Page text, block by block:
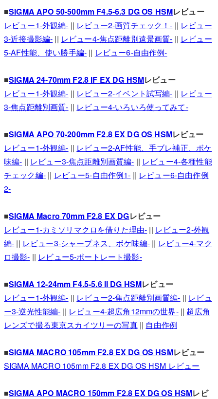
■SIGMA APO 50-500mm F4.5-6.3 DG OS HSMレビュー
レビュー1-外観編- || レビュー2-画質チェック！- || レビュー
3-近接撮影編- || レビュー4-焦点距離別遠景画質- || レビュー
5-AF性能、使い勝手編- || レビュー6-自由作例-
■SIGMA 24-70mm F2.8 IF EX DG HSMレビュー
レビュー1-外観編- || レビュー2-イベント試写編- || レビュー
3-焦点距離別画質- || レビュー4-いろいろ使ってみて-
■SIGMA APO 70-200mm F2.8 EX DG OS HSMレビュー
レビュー1-外観編- || レビュー2-AF性能、手ブレ補正、ボケ
味編- || レビュー3-焦点距離別画質編- || レビュー4-各種性能
チェック編-|| レビュー5-自由作例1- || レビュー6-自由作例
2-
■SIGMA Macro 70mm F2.8 EX DGレビュー
レビュー1-カミソリマクロを借りた理由- || レビュー2-外観
編- || レビュー3-シャープネス、ボケ味編-|| レビュー4-マク
ロ撮影- || レビュー5-ポートレート撮影-
■SIGMA 12-24mm F4.5-5.6 II DG HSMレビュー
レビュー1-外観編- || レビュー2-焦点距離別画質編- || レビュ
ー3-逆光性能編- || レビュー4-超広角12mmの世界-|| 超広角
レンズで撮る東京スカイツリーの写真|| 自由作例
■SIGMA MACRO 105mm F2.8 EX DG OS HSMレビュー
SIGMA MACRO 105mm F2.8 EX DG OS HSM レビュー
■SIGMA APO MACRO 150mm F2.8 EX DG OS HSMレビ